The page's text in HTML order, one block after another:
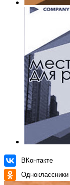
ВКонтакте
Одноклассники